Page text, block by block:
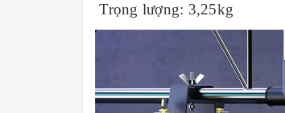
Trọng lượng: 3,25kg